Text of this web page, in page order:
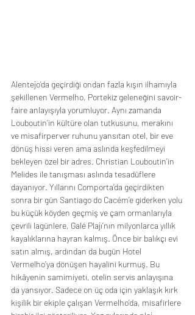
Alentejo’da geçirdiği ondan fazla kışın ilhamıyla
şekillenen Vermelho, Portekiz geleneğini savoir-
faire anlayışıyla yorumluyor. Aynı zamanda
Louboutin’in kültüre olan tutkusunu, merakını
ve misafirperver ruhunu yansıtan otel, bir eve
dönüş hissi veren ama aslında keşfedilmeyi
bekleyen özel bir adres. Christian Louboutin’in
Melides ile tanışması aslında tesadüflere
dayanıyor. Yıllarını Comporta’da geçirdikten
sonra bir gün Santiago do Cacém’e giderken yolu
bu küçük köyden geçmiş ve çam ormanlarıyla
çevrili lagünlere, Galé Plajı’nın milyonlarca yıllık
kayalıklarına hayran kalmış. Önce bir balıkçı evi
satın almış, ardından da bugün Hotel
Vermelho’ya dönüşen hayalini kurmuş. Bu
hikâyenin samimiyeti, otelin servis anlayışına
da yansıyor. Sadece on üç oda için yaklaşık kırk
kişilik bir ekiple çalışan Vermelho’da, misafirlere